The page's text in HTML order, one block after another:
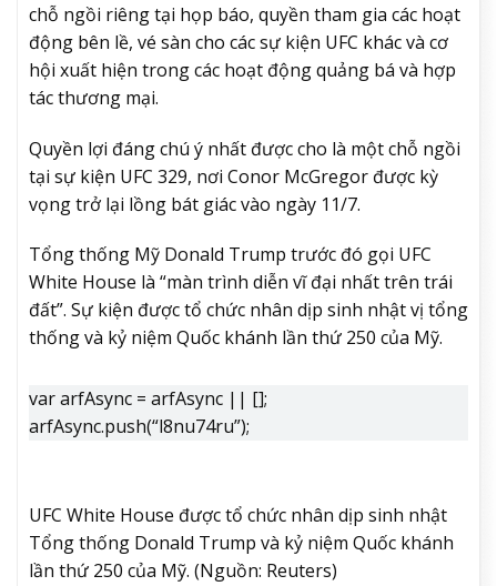
chỗ ngồi riêng tại họp báo, quyền tham gia các hoạt
động bên lề, vé sàn cho các sự kiện UFC khác và cơ
hội xuất hiện trong các hoạt động quảng bá và hợp
tác thương mại.
Quyền lợi đáng chú ý nhất được cho là một chỗ ngồi
tại sự kiện UFC 329, nơi Conor McGregor được kỳ
vọng trở lại lồng bát giác vào ngày 11/7.
Tổng thống Mỹ Donald Trump trước đó gọi UFC
White House là “màn trình diễn vĩ đại nhất trên trái
đất”. Sự kiện được tổ chức nhân dịp sinh nhật vị tổng
thống và kỷ niệm Quốc khánh lần thứ 250 của Mỹ.
var arfAsync = arfAsync || [];
arfAsync.push(“l8nu74ru”);
UFC White House được tổ chức nhân dịp sinh nhật
Tổng thống Donald Trump và kỷ niệm Quốc khánh
lần thứ 250 của Mỹ. (Nguồn: Reuters)